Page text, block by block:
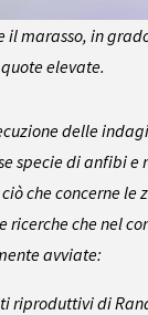
il marasso, in
elevate.
delle
specie di anfibi e
che concerne le
ricerche che nel
avviate:
riproduttivi di